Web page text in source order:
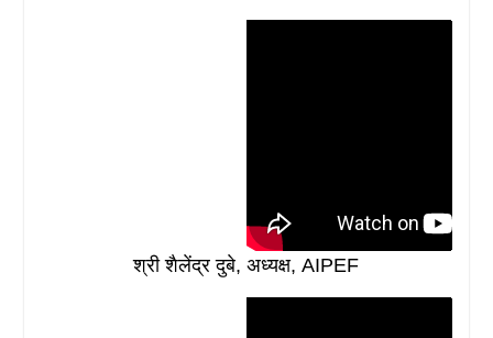
श्री शैलेंद्र दुबे, अध्यक्ष, AIPEF